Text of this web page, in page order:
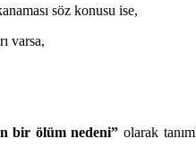
söz konusu ise,
varsa,
bir ölüm nedeni” olarak